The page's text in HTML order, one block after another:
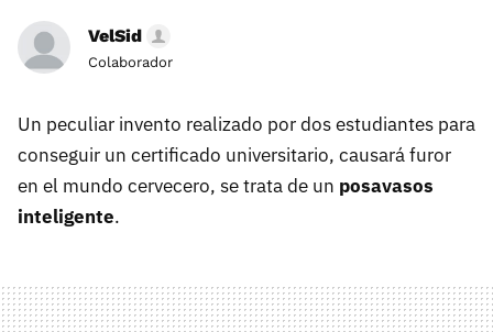
VelSid
Colaborador
Un peculiar invento realizado por dos estudiantes para
conseguir un certificado universitario, causará furor
en el mundo cervecero, se trata de un posavasos
inteligente.